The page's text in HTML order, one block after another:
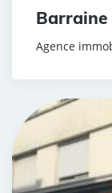
Agence